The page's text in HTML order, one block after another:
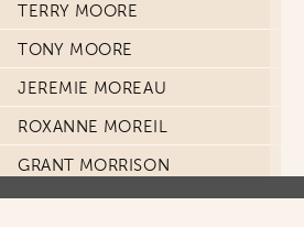
TERRY MOORE
TONY MOORE
JEREMIE MOREAU
ROXANNE MOREIL
GRANT MORRISON
JEAN-DAVID MORVAN